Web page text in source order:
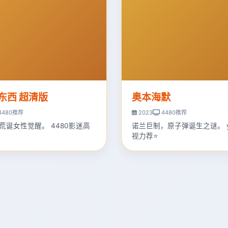
西 超清版
推荐
诞女性觉醒。 4480影迷高
奥本海默
2023 4480推荐
诺兰巨制，原子弹诞生之谜
视力荐⭐